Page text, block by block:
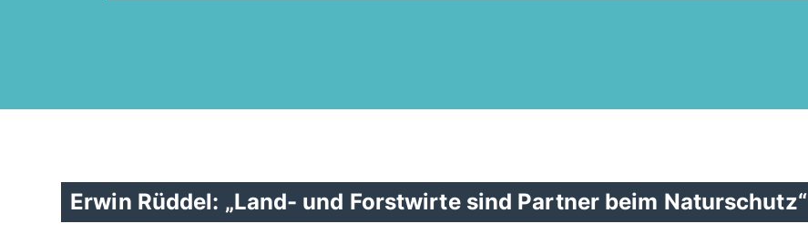
Erwin Rüddel: „Land- und Forstwirte sind Partner beim Naturschutz“